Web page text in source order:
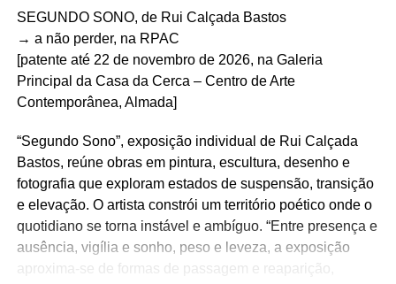
Link no Facebook
Facebook
Mastodon
EmailShare
RELATED TOPICS:
UP NEXT
CARTAZ → MARIONETAS →
ESPINHOMAR~MARIONETAS – Festival
Internacional de Marion…
SEGUNDO SONO, de Rui Calçada Bastos
→ a não perder, na RPAC
[patente até 22 de novembro de 2026, na Galeria
Principal da Casa da Cerca – Centro de Arte
Contemporânea, Almada]
“Segundo Sono”, exposição individual de Rui Calçada
Bastos, reúne obras em pintura, escultura, desenho e
fotografia que exploram estados de suspensão, transição
e elevação. O artista constrói um território poético onde o
quotidiano se torna instável e ambíguo. “Entre presença e
ausência, vigília e sonho, peso e leveza, a exposição
aproxima-se de formas de passagem e reaparição,